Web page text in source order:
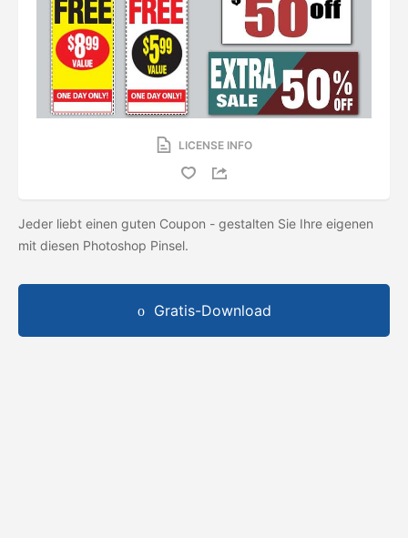
LICENSE INFO
Jeder liebt einen guten Coupon - gestalten Sie Ihre eigenen
mit diesen Photoshop Pinsel.
Gratis-Download